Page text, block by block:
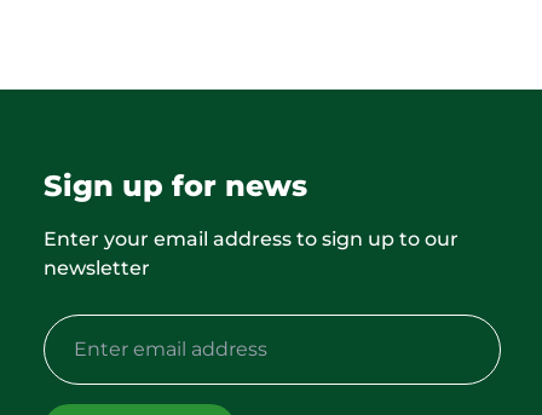
Sign up for news
Enter your email address to sign up to our
newsletter